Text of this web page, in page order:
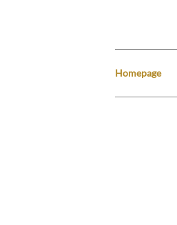
Homepage